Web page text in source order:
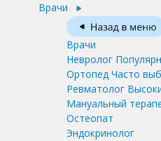
Врачи
Врачи
Невролог
Ортопед Часто
Ревматолог
Мануальный
Остеопат
Эндокринолог